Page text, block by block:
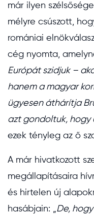
már ilyen
mélyre csúszott,
romániai
cég nyomta,
Európát szidjuk –
hanem a magyar
ügyesen áthárítja
azt gondoltuk, hogy
ezek tényleg az ő
A már hivatkozott
megállapításaira
és hirtelen új
hasábjain: „De,